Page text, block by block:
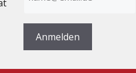
Anmelden